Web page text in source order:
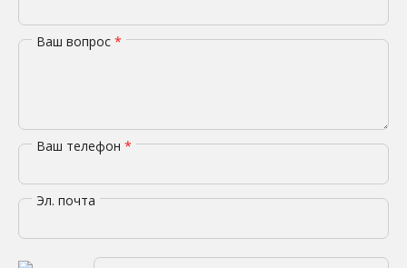
Ваш вопрос *
Ваш телефон *
Эл. почта